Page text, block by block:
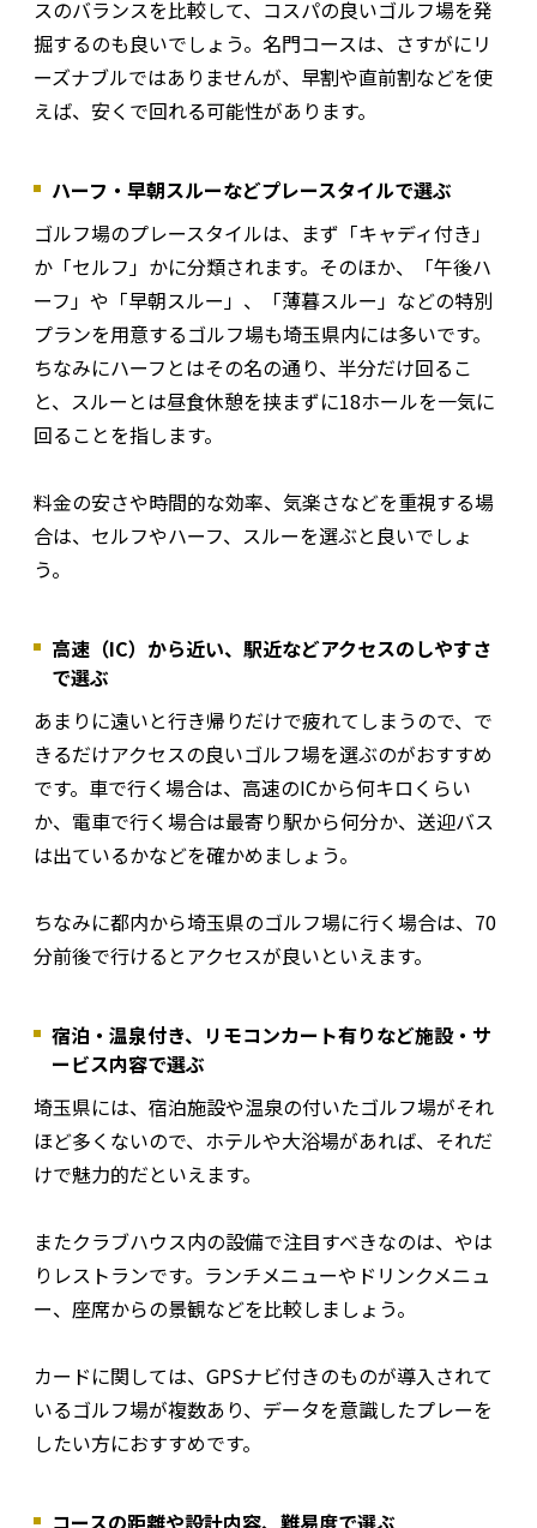
スのバランスを比較して、コスパの良いゴルフ場を発
掘するのも良いでしょう。名門コースは、さすがにリ
ーズナブルではありませんが、早割や直前割などを使
えば、安くで回れる可能性があります。
ハーフ・早朝スルーなどプレースタイルで選ぶ
ゴルフ場のプレースタイルは、まず「キャディ付き」
か「セルフ」かに分類されます。そのほか、「午後ハ
ーフ」や「早朝スルー」、「薄暮スルー」などの特別
プランを用意するゴルフ場も埼玉県内には多いです。
ちなみにハーフとはその名の通り、半分だけ回るこ
と、スルーとは昼食休憩を挟まずに18ホールを一気に
回ることを指します。
料金の安さや時間的な効率、気楽さなどを重視する場
合は、セルフやハーフ、スルーを選ぶと良いでしょ
う。
高速（IC）から近い、駅近などアクセスのしやすさ
で選ぶ
あまりに遠いと行き帰りだけで疲れてしまうので、で
きるだけアクセスの良いゴルフ場を選ぶのがおすすめ
です。車で行く場合は、高速のICから何キロくらい
か、電車で行く場合は最寄り駅から何分か、送迎バス
は出ているかなどを確かめましょう。
ちなみに都内から埼玉県のゴルフ場に行く場合は、70
分前後で行けるとアクセスが良いといえます。
宿泊・温泉付き、リモコンカート有りなど施設・サ
ービス内容で選ぶ
埼玉県には、宿泊施設や温泉の付いたゴルフ場がそれ
ほど多くないので、ホテルや大浴場があれば、それだ
けで魅力的だといえます。
またクラブハウス内の設備で注目すべきなのは、やは
りレストランです。ランチメニューやドリンクメニュ
ー、座席からの景観などを比較しましょう。
カードに関しては、GPSナビ付きのものが導入されて
いるゴルフ場が複数あり、データを意識したプレーを
したい方におすすめです。